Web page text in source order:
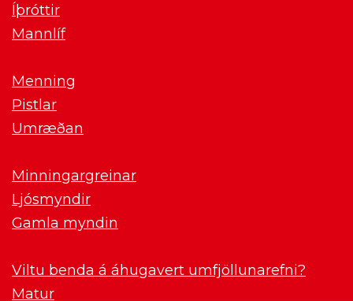
Íþróttir
Mannlíf
Menning
Pistlar
Umræðan
Minningargreinar
Ljósmyndir
Gamla myndin
Viltu benda á áhugavert umfjöllunarefni?
Matur